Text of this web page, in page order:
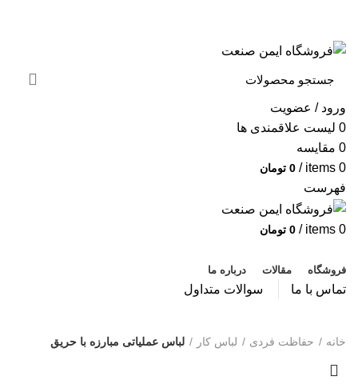
ورود / عضویت
0 لیست علاقمندی ها
0 مقایسه
0
items
/
0 تومان
فهرست
0
items
/
0 تومان
فروشگاه مقالات درباره ما
تماس با ما سوالات متداول
خانه حفاظت فردی لباس کار لباس عملیاتی مبارزه با حریق